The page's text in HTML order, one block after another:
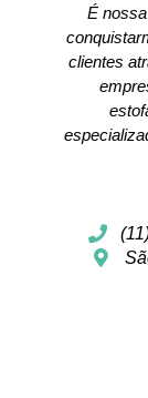
É
clientes